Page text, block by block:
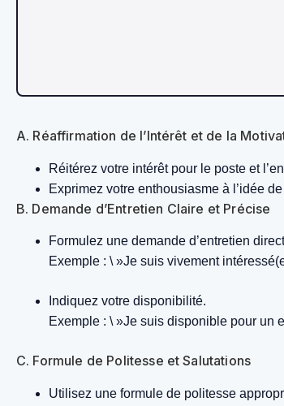
A. Réaffirmation de l’Intérêt et de la
Réitérez votre intérêt pour le poste et
Exprimez votre enthousiasme à l’idée
B. Demande d’Entretien Claire et Précise
Formulez une demande d’entretien
Exemple : \ »Je suis vivement
Indiquez votre disponibilité.
Exemple : \ »Je suis disponible pour un
C. Formule de Politesse et Salutations
Utilisez une formule de politesse